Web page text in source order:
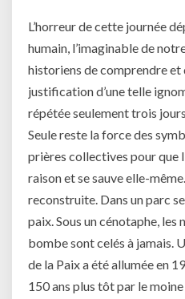
L’horreur de cette journée
humain, l’imaginable de
historiens de comprendre
justification d’une telle
répétée seulement trois
Seule reste la force des
prières collectives pour que
raison et se sauve elle-
reconstruite. Dans un parc
paix. Sous un cénotaphe, les
bombe sont celés à jamais.
de la Paix a été allumée en
150 ans plus tôt par le